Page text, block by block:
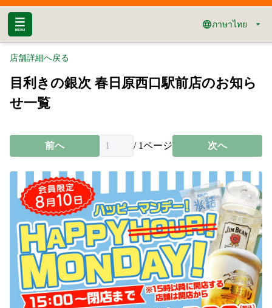
ภาษาไทย
店舗詳細へ戻る
目利きの銀次 春日原西口駅前店のお知ら
せ一覧
前へ / 1ページ 次へ